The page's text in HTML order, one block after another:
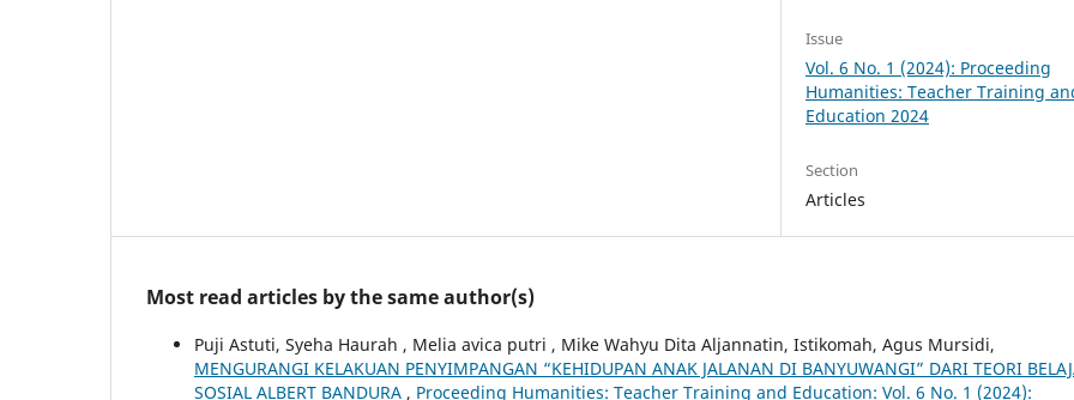
Issue
Vol. 6 No. 1 (2024): Proceeding
Humanities: Teacher Training
Education 2024
Section
Articles
Most read articles by the same author(s)
Puji Astuti, Syeha Haurah , Melia avica putri , Mike Wahyu Dita Aljannatin, Istikomah, Agus Mursidi,
MENGURANGI KELAKUAN PENYIMPANGAN “KEHIDUPAN ANAK JALANAN DI BANYUWANGI” DARI TEORI
SOSIAL ALBERT BANDURA , Proceeding Humanities: Teacher Training and Education: Vol. 6 No. 1 (2024):